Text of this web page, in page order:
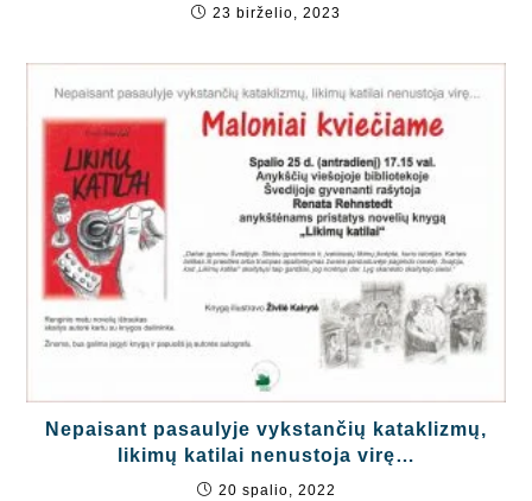
23 birželio, 2023
Nepaisant pasaulyje vykstančių kataklizmų,
likimų katilai nenustoja virę…
20 spalio, 2022